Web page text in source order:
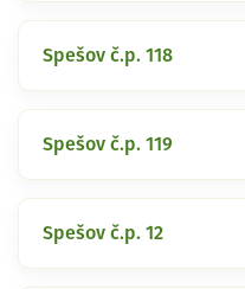
Spešov č.p. 118
Spešov č.p. 119
Spešov č.p. 12